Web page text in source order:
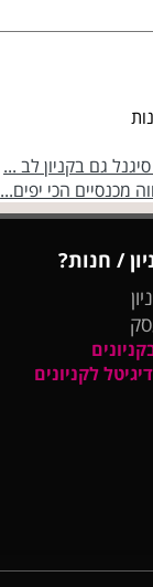
גם בקניון לב ...
מכנסיים הכי יפים...
/ חנות?
לקניונים